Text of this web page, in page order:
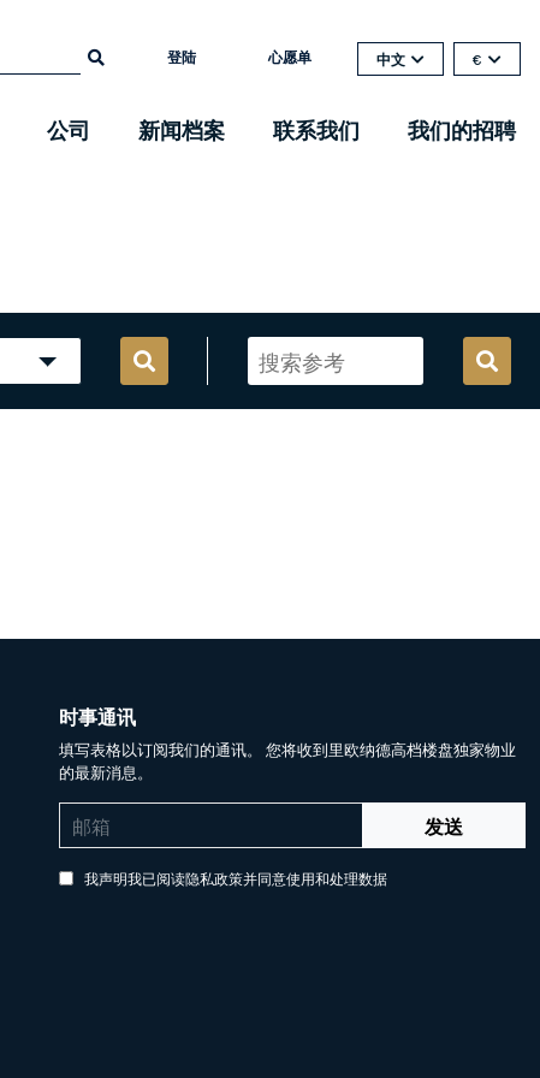
登陆 心愿单 中文 €
公司 新闻档案 联系我们 我们的招聘
时事通讯
填写表格以订阅我们的通讯。 您将收到里欧纳德高档楼盘独家物业
的最新消息。
发送
我声明我已阅读隐私政策并同意使用和处理数据